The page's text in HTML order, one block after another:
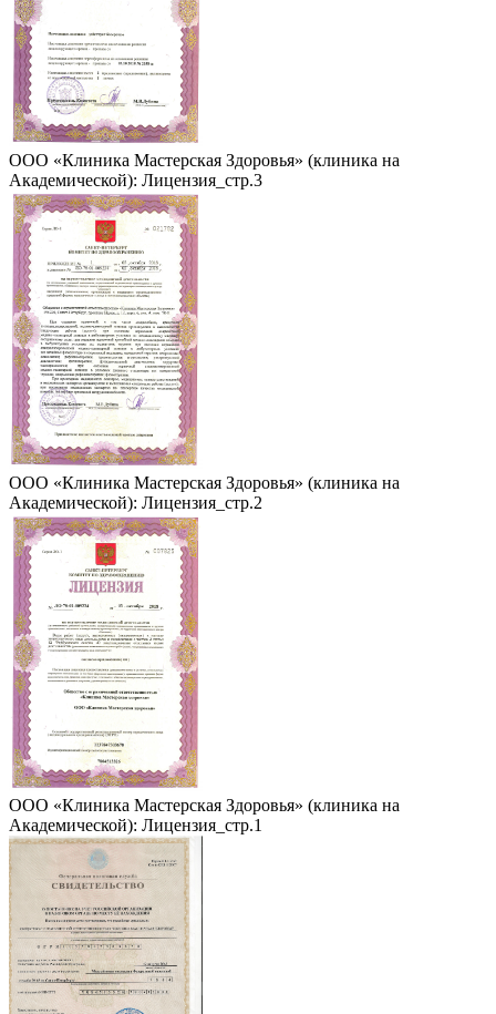
ООО «Клиника Мастерская Здоровья» (клиника на
Академической): Лицензия_стр.3
ООО «Клиника Мастерская Здоровья» (клиника на
Академической): Лицензия_стр.2
ООО «Клиника Мастерская Здоровья» (клиника на
Академической): Лицензия_стр.1